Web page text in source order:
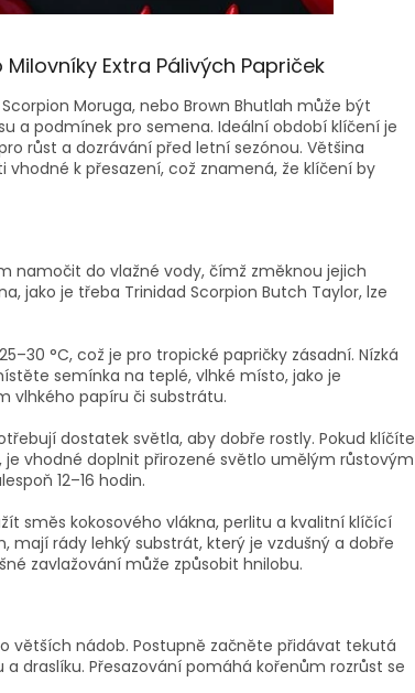
Extra Pálivých Papriček
Moruga, nebo Brown Bhutlah může být
a podmínek pro semena. Ideální období klíčení je
růst a dozrávání před letní sezónou. Většina
k přesazení, což znamená, že klíčení by
namočit do vlažné vody, čímž změknou jejich
jako je třeba Trinidad Scorpion Butch Taylor, lze
°C, což je pro tropické papričky zásadní. Nízká
semínka na teplé, vlhké místo, jako je
vlhkého papíru či substrátu.
dostatek světla, aby dobře rostly. Pokud klíčíte
vhodné doplnit přirozené světlo umělým růstovým
12–16 hodin.
směs kokosového vlákna, perlitu a kvalitní klíčící
mají rády lehký substrát, který je vzdušný a dobře
zavlažování může způsobit hnilobu.
větších nádob. Postupně začněte přidávat tekutá
draslíku. Přesazování pomáhá kořenům rozrůst se